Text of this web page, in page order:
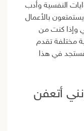
النفسية وأدب
بالأعمال
وإذا كنت من
مختلفة تقدم
فستجد في هذا
أتعفن